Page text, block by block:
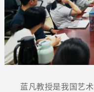
蓝凡教授是我国艺